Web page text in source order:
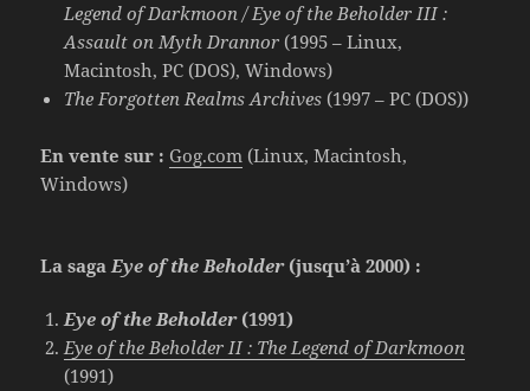
Legend of Darkmoon / Eye of the Beholder III :
Assault on Myth Drannor (1995 – Linux,
Macintosh, PC (DOS), Windows)
The Forgotten Realms Archives (1997 – PC (DOS))
En vente sur : Gog.com (Linux, Macintosh,
Windows)
La sagaEye of the Beholder(jusqu’à 2000) :
Eye of the Beholder(1991)
Eye of the Beholder II : The Legend of Darkmoon
(1991)